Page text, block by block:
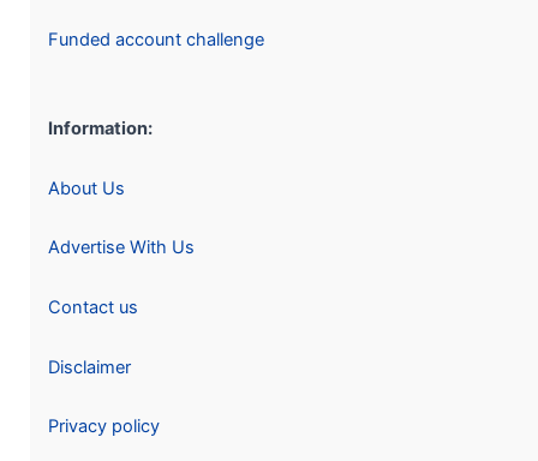
Funded account challenge
Information:
About Us
Advertise With Us
Contact us
Disclaimer
Privacy policy